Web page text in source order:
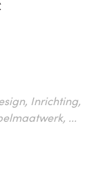
Inrichting,
...